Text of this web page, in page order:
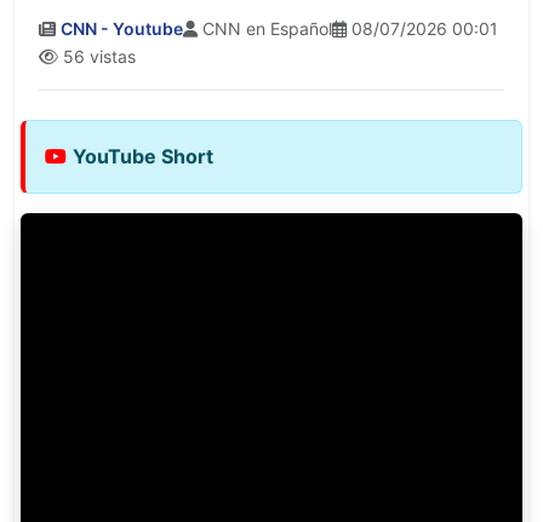
CNN - Youtube CNN en Español
08/07/2026 00:01
56 vistas
YouTube Short